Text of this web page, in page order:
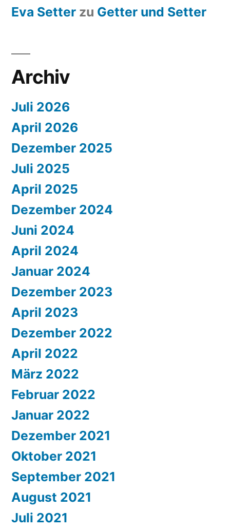
Eva Setter zu Getter und Setter
Archiv
Juli 2026
April 2026
Dezember 2025
Juli 2025
April 2025
Dezember 2024
Juni 2024
April 2024
Januar 2024
Dezember 2023
April 2023
Dezember 2022
April 2022
März 2022
Februar 2022
Januar 2022
Dezember 2021
Oktober 2021
September 2021
August 2021
Juli 2021